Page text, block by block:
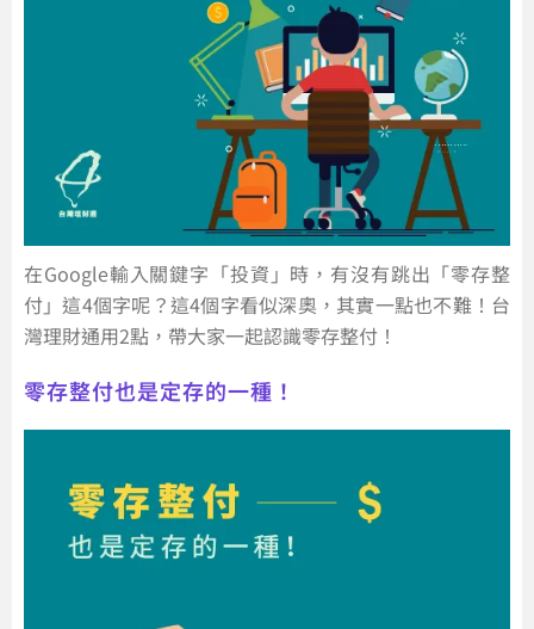
在Google輸入關鍵字「投資」時，有沒有跳出「零存整
付」這4個字呢？這4個字看似深奧，其實一點也不難！台
灣理財通用2點，帶大家一起認識零存整付！
零存整付也是定存的一種！